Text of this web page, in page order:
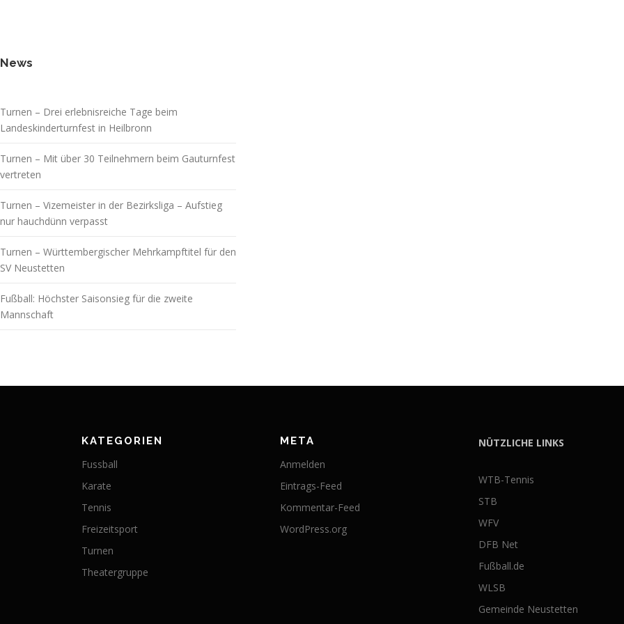
News
Turnen – Drei erlebnisreiche Tage beim
Landeskinderturnfest in Heilbronn
Turnen – Mit über 30 Teilnehmern beim Gauturnfest
vertreten
Turnen – Vizemeister in der Bezirksliga – Aufstieg
nur hauchdünn verpasst
Turnen – Württembergischer Mehrkampftitel für den
SV Neustetten
Fußball: Höchster Saisonsieg für die zweite
Mannschaft
KATEGORIEN
Fussball
Karate
Tennis
Freizeitsport
Turnen
Theatergruppe
META
Anmelden
Eintrags-Feed
Kommentar-Feed
WordPress.org
NÜTZLICHE LINKS
WTB-Tennis
STB
WFV
DFB Net
Fußball.de
WLSB
Gemeinde Neustetten